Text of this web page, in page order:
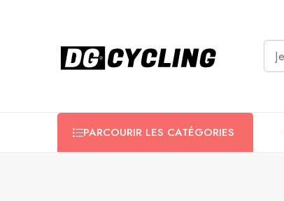
PARCOURIR LES CATÉGORIES